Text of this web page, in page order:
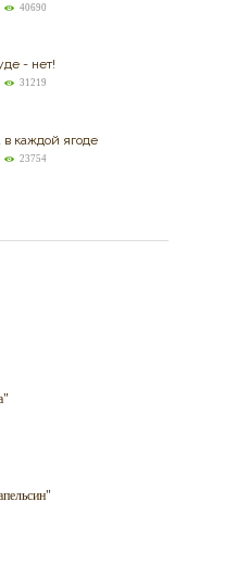
40690
- нет!
31219
каждой ягоде
23754